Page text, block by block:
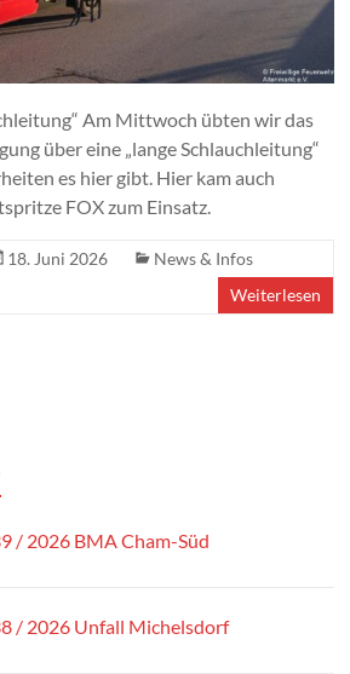
Am Mittwoch übten wir das
über eine „lange Schlauchleitung“
es hier gibt. Hier kam auch
FOX zum Einsatz.
18. Juni 2026
News & Infos
Weiterlesen
/ 2026 BMA Cham-Süd
/ 2026 Unfall Michelsdorf